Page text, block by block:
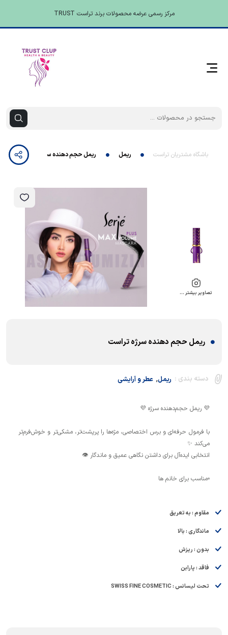
مرکز رسمی عرضه محصولات برند تراست TRUST
باشگاه مشتریان تراست ریمل ریمل حجم دهنده سرژه تراست
تصاویر بیشتر …
ریمل حجم دهنده سرژه تراست
دسته بندی : ریمل, عطر و آرایشی
با فرمول حرفه‌ای و برس اختصاصی، مژه‌ها را پرپشت‌تر، مشکی‌تر و خوش‌فرم‌تر
▫️مناسب برای خانم ها
مقاوم : به تعریق
ماندگاری : بالا
بدون : ریزش
فاقد : پارابن
تحت لیسانس : SWISS FINE COSMETIC